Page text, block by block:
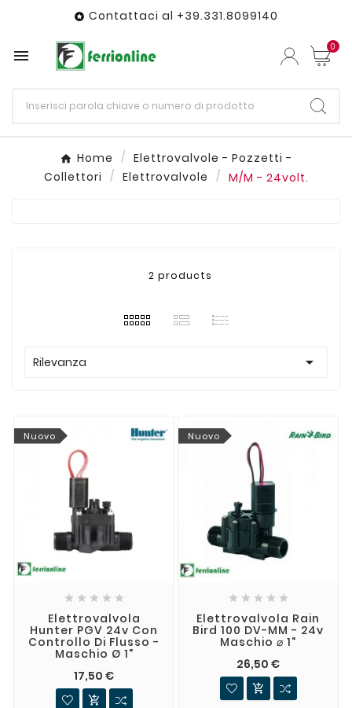
 Contattaci al +39.331.8099140
 0
Home
Elettrovalvole - Pozzetti -
Collettori
Elettrovalvole M/M - 24volt.
2 products
Rilevanza 
Nuovo
    
Elettrovalvola
Hunter PGV 24v Con
Controllo Di Flusso -
Maschio Ø 1"
17,50 €

Nuovo
    
Elettrovalvola Rain
Bird 100 DV-MM - 24v
Maschio ⌀ 1"
26,50 €
